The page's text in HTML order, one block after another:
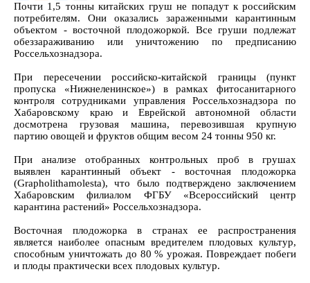
Почти 1,5 тонны китайских груш не попадут к российским
потребителям. Они оказались зараженными карантинным
объектом - восточной плодожоркой. Все груши подлежат
обеззараживанию или уничтожению по предписанию
Россельхознадзора.
При пересечении российско-китайской границы (пункт
пропуска «Нижнеленинское») в рамках фитосанитарного
контроля сотрудниками управления Россельхознадзора по
Хабаровскому краю и Еврейской автономной области
досмотрена грузовая машина, перевозившая крупную
партию овощей и фруктов общим весом 24 тонны 950 кг.
При анализе отобранных контрольных проб в грушах
выявлен карантинный объект - восточная плодожорка
(Grapholithamolesta), что было подтверждено заключением
Хабаровским филиалом ФГБУ «Всероссийский центр
карантина растений» Россельхознадзора.
Восточная плодожорка в странах ее распространения
является наиболее опасным вредителем плодовых культур,
способным уничтожать до 80 % урожая. Повреждает побеги
и плоды практически всех плодовых культур.